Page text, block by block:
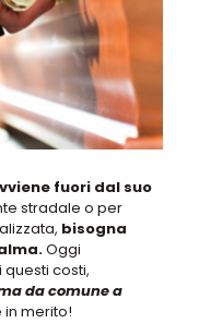
fuori dal suo
stradale o per
bisogna
Oggi
costi,
da comune a
in merito!